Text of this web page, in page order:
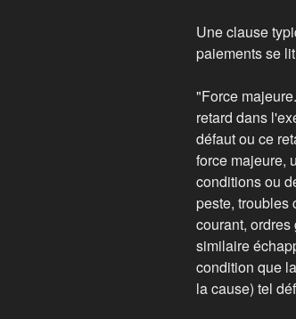
Une clause
paiements se
"Force
retard dans
défaut ou ce
force majeure,
conditions ou
peste, troubles
courant,
similaire
condition que
la cause) tel